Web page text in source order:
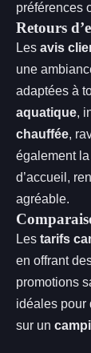
préférences
Retours
Les avis
une
adaptées à
aquatique,
chauffée,
également
d’accueil,
agréable.
Les tarifs
en offrant
promotions
idéales pour
sur un